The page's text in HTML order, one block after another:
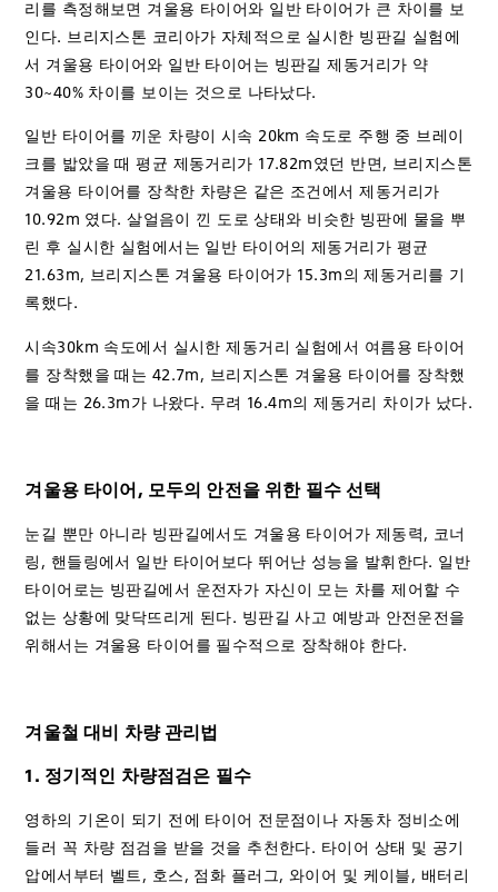
리를 측정해보면 겨울용 타이어와 일반 타이어가 큰 차이를 보
인다. 브리지스톤 코리아가 자체적으로 실시한 빙판길 실험에
서 겨울용 타이어와 일반 타이어는 빙판길 제동거리가 약
30~40% 차이를 보이는 것으로 나타났다.
일반 타이어를 끼운 차량이 시속 20km 속도로 주행 중 브레이
크를 밟았을 때 평균 제동거리가 17.82m였던 반면, 브리지스톤
겨울용 타이어를 장착한 차량은 같은 조건에서 제동거리가
10.92m 였다. 살얼음이 낀 도로 상태와 비슷한 빙판에 물을 뿌
린 후 실시한 실험에서는 일반 타이어의 제동거리가 평균
21.63m, 브리지스톤 겨울용 타이어가 15.3m의 제동거리를 기
록했다.
시속30km 속도에서 실시한 제동거리 실험에서 여름용 타이어
를 장착했을 때는 42.7m, 브리지스톤 겨울용 타이어를 장착했
을 때는 26.3m가 나왔다. 무려 16.4m의 제동거리 차이가 났다.
겨울용 타이어, 모두의 안전을 위한 필수 선택
눈길 뿐만 아니라 빙판길에서도 겨울용 타이어가 제동력, 코너
링, 핸들링에서 일반 타이어보다 뛰어난 성능을 발휘한다. 일반
타이어로는 빙판길에서 운전자가 자신이 모는 차를 제어할 수
없는 상황에 맞닥뜨리게 된다. 빙판길 사고 예방과 안전운전을
위해서는 겨울용 타이어를 필수적으로 장착해야 한다.
겨울철 대비 차량 관리법
1. 정기적인 차량점검은 필수
영하의 기온이 되기 전에 타이어 전문점이나 자동차 정비소에
들러 꼭 차량 점검을 받을 것을 추천한다. 타이어 상태 및 공기
압에서부터 벨트, 호스, 점화 플러그, 와이어 및 케이블, 배터리